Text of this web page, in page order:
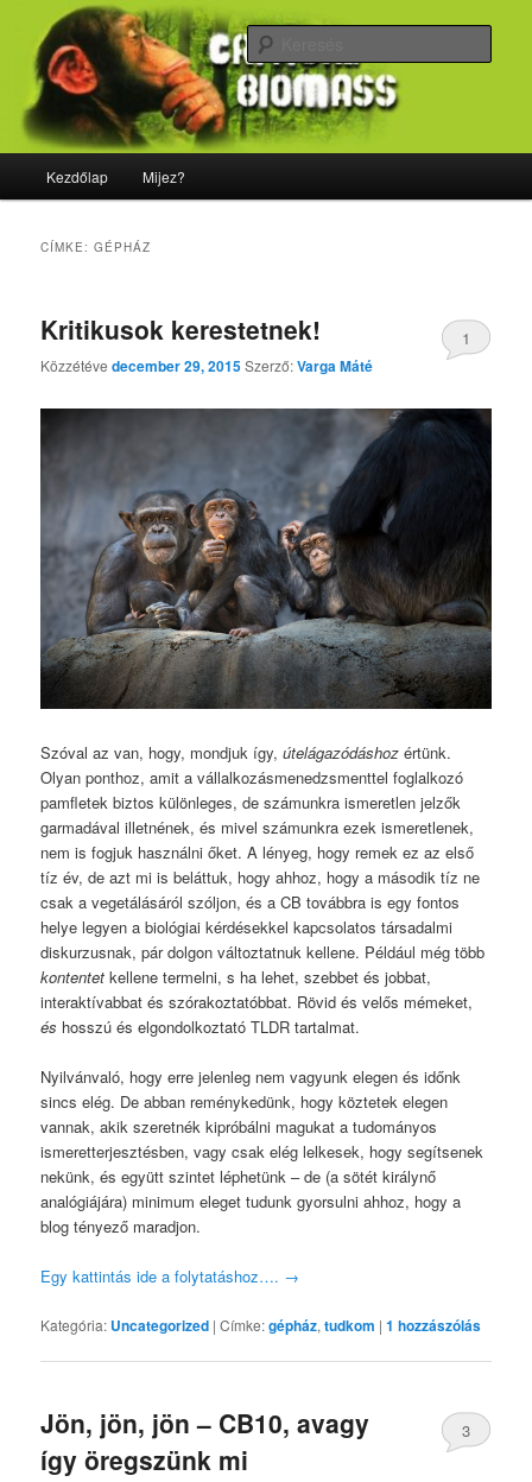
elsődleges
tartalomra
másodlagos
tartalomraCriticalBiomass
Majdnem minden, ami biológia
Kezdőlap Mijez?
CÍMKE:GÉPHÁZ
Kritikusok kerestetnek!
Közzétévedecember 29, 2015Szerző:Varga Máté
1
Szóval az van, hogy, mondjuk így,útelágazódáshoz értünk.
Olyan ponthoz, amit a vállalkozásmenedzsmenttel foglalkozó
pamfletek biztos különleges, de számunkra ismeretlen jelzők
garmadával illetnének, és mivel számunkra ezek ismeretlenek,
nem is fogjuk használni őket. A lényeg, hogy remek ez az első
tíz év, de azt mi is beláttuk, hogy ahhoz, hogy a második tíz ne
csak a vegetálásáról szóljon, és a CB továbbra is egy fontos
helye legyen a biológiai kérdésekkel kapcsolatos társadalmi
diskurzusnak, pár dolgon változtatnuk kellene. Például még több
kontentet kellene termelni, s ha lehet, szebbet és jobbat,
interaktívabbat és szórakoztatóbbat. Rövid és velős mémeket,
és hosszú és elgondolkoztató TLDR tartalmat.
Nyilvánvaló, hogy erre jelenleg nem vagyunk elegen és időnk
sincs elég. De abban reménykedünk, hogy köztetek elegen
vannak, akik szeretnék kipróbálni magukat a tudományos
ismeretterjesztésben, vagy csak elég lelkesek, hogy segítsenek
nekünk, és együtt szintet léphetünk – de (a sötét királynő
analógiájára) minimum eleget tudunk gyorsulni ahhoz, hogy a
blog tényező maradjon.
Egy kattintás ide a folytatáshoz…. →
Kategória: Uncategorized |Címke:gépház,tudkom |1 hozzászólás
Jön, jön, jön – CB10, avagy
így öregszünk mi
3